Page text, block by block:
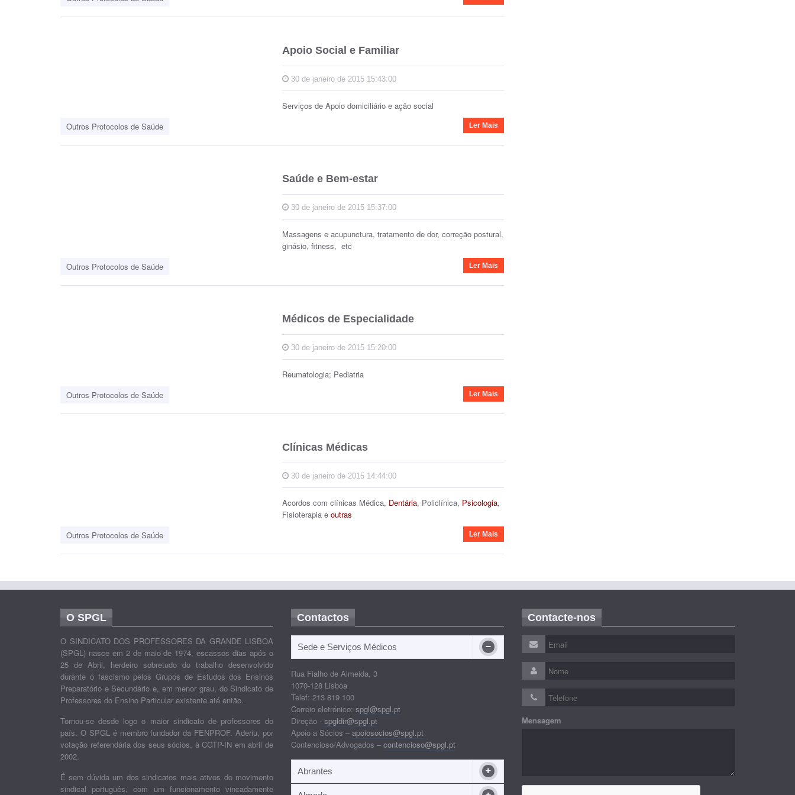
Apoio Social e Familiar
30 de janeiro de 2015 15:43:00
Serviços de Apoio domiciliário e ação social
Outros Protocolos de Saúde
Ler Mais
Saúde e Bem-estar
30 de janeiro de 2015 15:37:00
Massagens e acupunctura, tratamento de dor, correção postural,
ginásio, fitness, etc
Outros Protocolos de Saúde
Ler Mais
Médicos de Especialidade
30 de janeiro de 2015 15:20:00
Reumatologia; Pediatria
Outros Protocolos de Saúde
Ler Mais
Clínicas Médicas
30 de janeiro de 2015 14:44:00
Acordos com clínicas Médica, Dentária, Policlínica, Psicologia,
Fisioterapia e outras
Outros Protocolos de Saúde
Ler Mais
O SPGL
O SINDICATO DOS PROFESSORES DA GRANDE LISBOA
(SPGL) nasce em 2 de maio de 1974, escassos dias após o
25 de Abril, herdeiro sobretudo do trabalho desenvolvido
durante o fascismo pelos Grupos de Estudos dos Ensinos
Preparatório e Secundário e, em menor grau, do Sindicato de
Professores do Ensino Particular existente até então.
Tornou-se desde logo o maior sindicato de professores do
país. O SPGL é membro fundador da FENPROF. Aderiu, por
votação referendária dos seus sócios, à CGTP-IN em abril de
2002.
É sem dúvida um dos sindicatos mais ativos do movimento
sindical português, com um funcionamento vincadamente
Contactos
Sede e Serviços Médicos
Rua Fialho de Almeida, 3
1070-128 Lisboa
Telef: 213 819 100
Correio eletrónico: spgl@spgl.pt
Direção - spgldir@spgl.pt
Apoio a Sócios – apoiosocios@spgl.pt
Contencioso/Advogados – contencioso@spgl.pt
Abrantes
Contacte-nos
Mensagem